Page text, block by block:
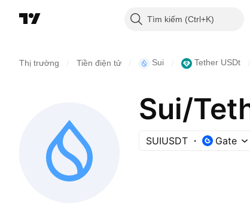
Tìm kiếm
Thị trường Tiền điện tử Sui Tether USDt
Sui/
SUIUSDT Gate